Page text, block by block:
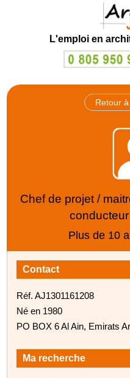
L'emploi en
Retour
Chef de projet /
Plus de 10
Contact
Réf. AJ1301161208
Né en 1980
PO BOX 6 Al Ain, Emirats
Ma recherche